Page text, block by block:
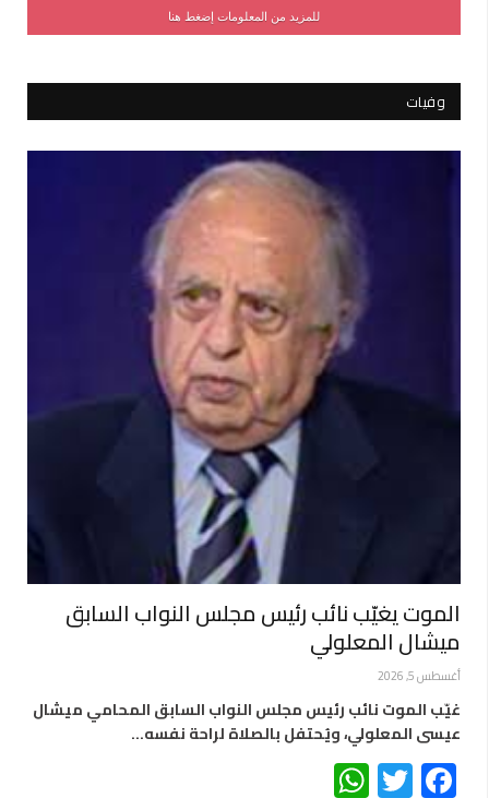
للمزيد من المعلومات إضغط هنا
وفيات
الموت يغيّب نائب رئيس مجلس النواب السابق
ميشال المعلولي
أغسطس 5, 2026
غيّب الموت نائب رئيس مجلس النواب السابق المحامي ميشال
عيسى المعلولي، ويُحتفل بالصلاة لراحة نفسه…
Facebook
Twitter